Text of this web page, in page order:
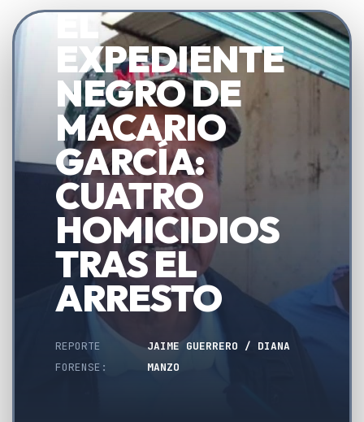
EL
EXPEDIENTE
NEGRO DE
MACARIO
GARCÍA:
CUATRO
HOMICIDIOS
TRAS EL
ARRESTO
REPORTE
FORENSE:
JAIME GUERRERO / DIANA
MANZO